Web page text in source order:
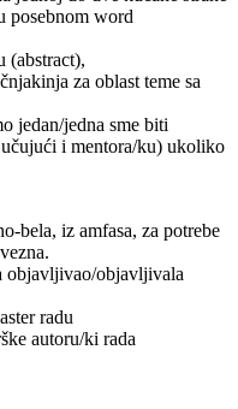
posebnom word
(abstract),
za oblast teme sa
jedan/jedna sme biti
i mentora/ku) ukoliko
bela, iz amfasa, za potrebe
objavljivao/objavljivala
radu
autoru/ki rada